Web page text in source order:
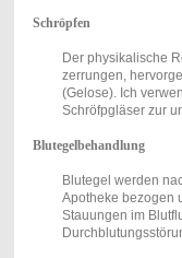
Schröpfen
Der physikalische
zerrungen,
(Gelose). Ich
Schröfpgläser zur
Blutegelbehandlung
Blutegel werden
Apotheke bezogen
Stauungen im